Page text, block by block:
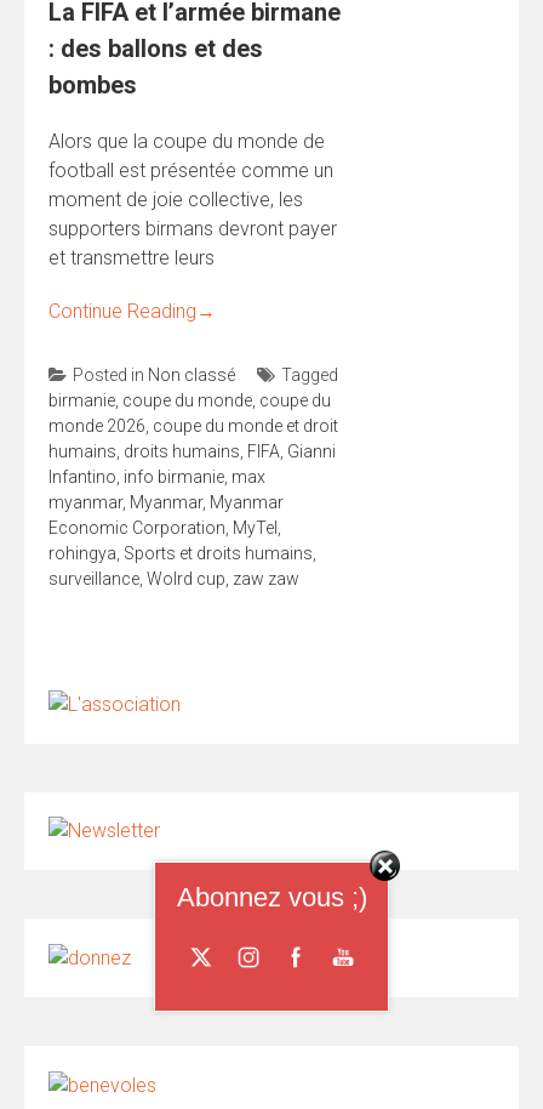
La FIFA et l’armée birmane
: des ballons et des
bombes
Alors que la coupe du monde de
football est présentée comme un
moment de joie collective, les
supporters birmans devront payer
et transmettre leurs
Continue Reading →
Posted in Non classé
Tagged
birmanie coupe du monde coupe du
monde 2026 coupe du monde et droit
humains droits humains FIFA Gianni
Infantino info birmanie max
myanmar, Myanmar, Myanmar
Economic Corporation MyTel
rohingya Sports et droits humains
surveillance Wolrd cup zaw zaw
Abonnez vous ;)